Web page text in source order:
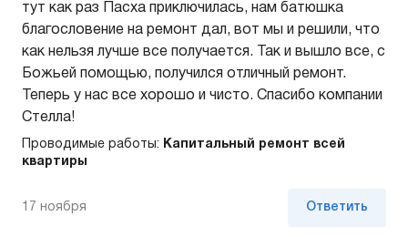
тут как раз Пасха приключилась, нам батюшка
благословение на ремонт дал, вот мы и решили, что
как нельзя лучше все получается. Так и вышло все, с
Божьей помощью, получился отличный ремонт.
Теперь у нас все хорошо и чисто. Спасибо компании
Стелла!
Проводимые работы:
Капитальный ремонт всей
квартиры
17 ноября Ответить